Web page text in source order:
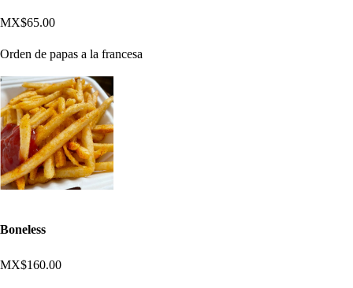
MX$65.00
Orden de papas a la francesa
Boneless
MX$160.00